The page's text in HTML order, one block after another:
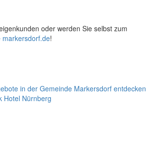
oder werden Sie selbst zum
markersdorf.de!
Hotel Nürnberg